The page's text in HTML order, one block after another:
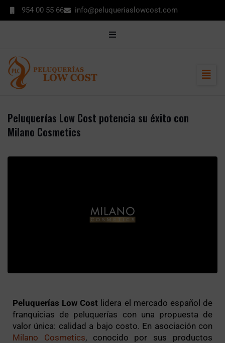
contenido
954 00 55 66 info@peluqueriaslowcost.com
CONTACTO
Peluquerías Low Cost potencia su éxito con
Milano Cosmetics
Peluquerías Low Cost lidera el mercado español de
franquicias de peluquerías con una propuesta de
valor única: calidad a bajo costo. En asociación con
Milano Cosmetics, conocido por sus productos